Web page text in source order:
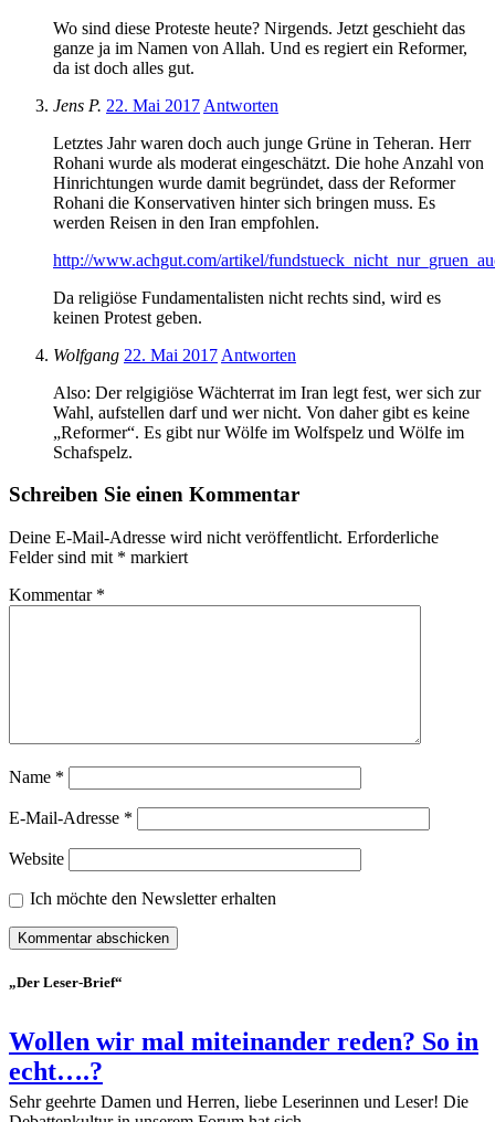
Wo sind diese Proteste heute? Nirgends. Jetzt geschieht das
ganze ja im Namen von Allah. Und es regiert ein Reformer,
da ist doch alles gut.
Jens P. 22. Mai 2017 Antworten
Letztes Jahr waren doch auch junge Grüne in Teheran. Herr
Rohani wurde als moderat eingeschätzt. Die hohe Anzahl von
Hinrichtungen wurde damit begründet, dass der Reformer
Rohani die Konservativen hinter sich bringen muss. Es
werden Reisen in den Iran empfohlen.
http://www.achgut.com/artikel/
Da religiöse Fundamentalisten nicht rechts sind, wird es
keinen Protest geben.
Wolfgang 22. Mai 2017 Antworten
Also: Der relgigiöse Wächterrat im Iran legt fest, wer sich zur
Wahl, aufstellen darf und wer nicht. Von daher gibt es keine
„Reformer“. Es gibt nur Wölfe im Wolfspelz und Wölfe im
Schafspelz.
Schreiben Sie einen Kommentar
Deine E-Mail-Adresse wird nicht veröffentlicht. Erforderliche
Felder sind mit * markiert
Kommentar *
Name *
E-Mail-Adresse *
Website
Ich möchte den Newsletter erhalten
„Der Leser-Brief“
Wollen wir mal miteinander reden? So in
echt….?
Sehr geehrte Damen und Herren, liebe Leserinnen und Leser! Die